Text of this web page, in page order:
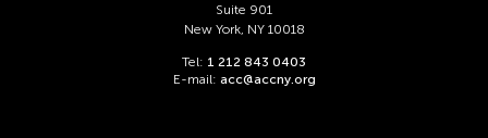
Suite 901
New York, NY 10018
Tel: 1 212 843 0403
E-mail: acc@accny.org